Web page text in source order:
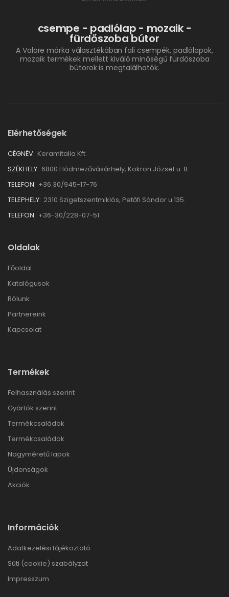
csempe - padlólap - mozaik -
fürdőszoba bútor
A Valore márka választékában fali csempék, padlólapok,
mozaik termékek mellett kiváló minőségű fürdőszoba
bútorok is megtalálhatók.
Elérhetőségek
CÉGNÉV: Keramitalia Kft.
SZÉKHELY: 6800 Hódmezővásárhely, Kokron József u. 8.
TELEFON: +36 30/945-17-76
TELEPHELY: 2310 Szigetszentmiklós, Petőfi Sándor u.135.
TELEFON: +36-30/228-07-51
Oldalak
Főoldal
Katalógusok
Rólunk
Partnereink
Kapcsolat
Termékek
Felhasználás szerint
Gyártók szerint
Termékcsaládok
Termékcsaládok
Nagyméretű lapok
Újdonságok
Akciók
Információk
Adatkezelési tájékoztató
Süti (cookie) szabályzat
Impresszum